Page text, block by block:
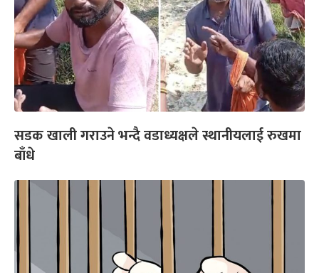
सडक खाली गराउने भन्दै वडाध्यक्षले स्थानीयलाई रुखमा
बाँधे